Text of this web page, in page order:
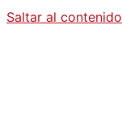
Saltar al contenido